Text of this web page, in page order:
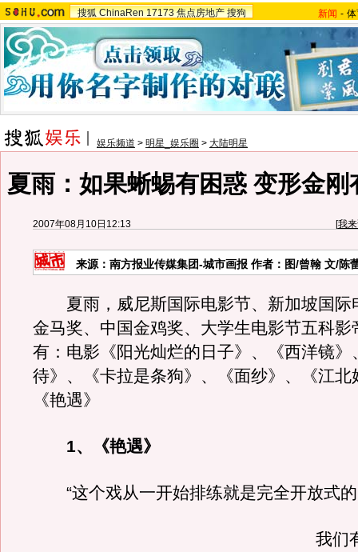
搜狐 ChinaRen 17173 焦点房地产 搜狗 新闻 -
娱乐频道 > 明星_娱乐圈 > 大陆明星
夏雨：如果蜥蜴有困惑 变形金刚
2007年08月10日12:13 [我
来源：南方报业传媒集团-城市画报 作者：图/曾翰 文/陈
夏雨，威尼斯国际电影节、新加坡国际
金马奖、中国金鸡奖、大学生电影节五科影
有：电影《阳光灿烂的日子》、《西洋镜》
待》、《卡拉是条狗》、《面纱》、《江北
《艳遇》
1、《艳遇》
“这个戏从一开始排练就是完全开放式
我们